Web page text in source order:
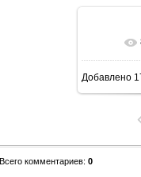
В
Добавлено
Всего комментариев: 0